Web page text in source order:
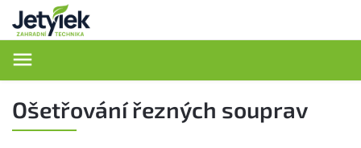
Ošetřování řezných souprav